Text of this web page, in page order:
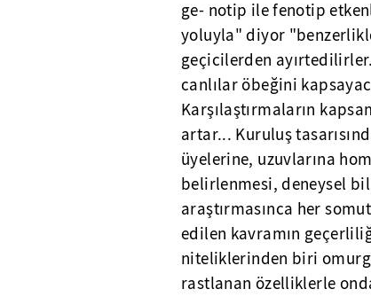
ge- notip ile fenotip
yoluyla" diyor
geçicilerden
canlılar öbeğini
Karşılaştırmaların
artar... Kuruluş
üyelerine, uzuvlarına
belirlenmesi, deneysel
araştırmasınca her
edilen kavramın
niteliklerinden biri
rastlanan özelliklerle